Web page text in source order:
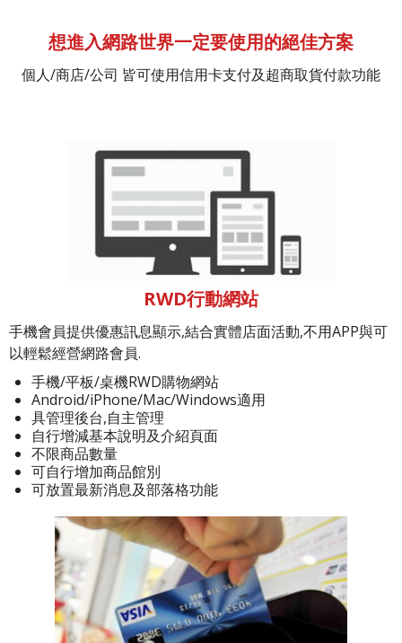
想進入網路世界一定要使用的絕佳方案
個人/商店/公司 皆可使用信用卡支付及超商取貨付款功能
RWD行動網站
手機會員提供優惠訊息顯示,結合實體店面活動,不用APP與可
以輕鬆經營網路會員.
手機/平板/桌機RWD購物網站
Android/iPhone/Mac/Windows適用
具管理後台,自主管理
自行增減基本說明及介紹頁面
不限商品數量
可自行增加商品館別
可放置最新消息及部落格功能